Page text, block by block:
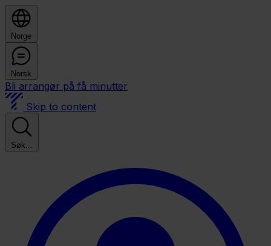
Norge
Norsk
Bli arrangør på få minutter
Skip to content
Søk...